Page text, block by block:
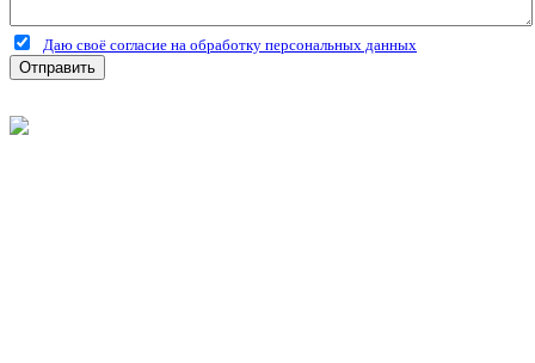
Даю своё согласие на обработку персональных данных
Отправить